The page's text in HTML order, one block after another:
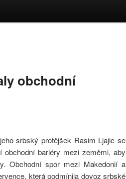
obchodní
srbský protějšek Rasim Ljajic se
bariéry mezi zeměmi, aby
Obchodní spor mezi Makedonií a
která podmínila dovoz srbské